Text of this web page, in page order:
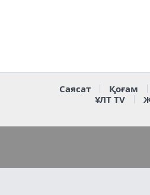
Саясат Қоғам
ҰЛТ TV